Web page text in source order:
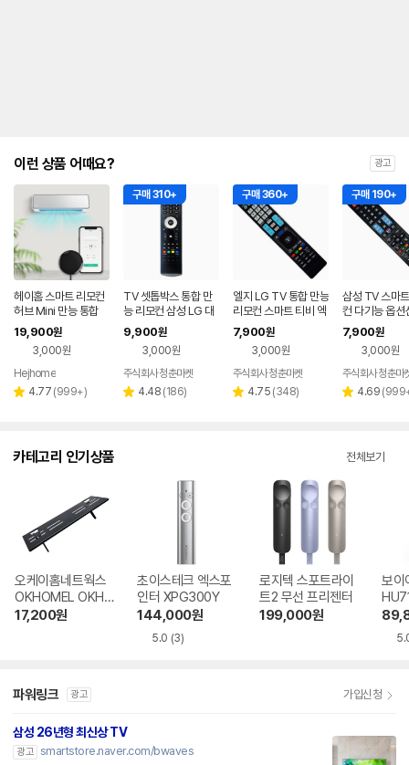
이런 상품 어때요? 광고
헤이홈 스마트 리모컨
허브 Mini 만능 통합
리모콘 전기히터 에어
컨 TV 원격제어
19,900원
3,000원
Hejhome
별 4.77 리
(999+)
구매 310+
TV 셋톱박스 통합 만
능 리모컨 삼성 LG 대
우 아남 IPTV SKYLIF
E SK KT
9,900원
3,000원
주식회사 청춘마켓
별 4.48 리
(186)
구매 360+
엘지 LG TV 통합 만능
리모컨 스마트 티비 엑
스캔버스 XCANVAS
리모콘
7,900원
3,000원
주식회사 청춘마켓
별 4.75 리
(348)
구매 190+
삼성 TV 스마
컨 다기능 옵션
G 올레
7,900원
3,000원
주식회사 청춘마
별 4.69 리
(
카테고리 인기상품 전체보기
오케이홈네트웍스
OKHOMEL OKH-
90
17,200원
초이스테크 엑스포
인터 XPG300Y
144,000원
5.0 (3)
로지텍 스포트라이
트2 무선 프리젠터
199,000원
보이
탠드
파워링크 광고 가입신청
삼성 26년형 최신상 TV
광고 smartstore.naver.com/bwaves